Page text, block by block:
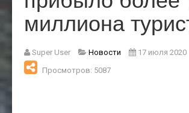
миллиона
Super User Новости
17 июля 2020
Просмотров: 5087